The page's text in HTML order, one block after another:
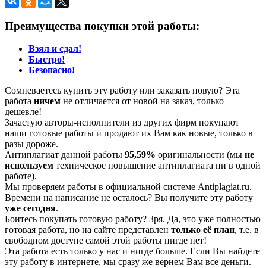
Преимущества покупки этой работы:
Взял и сдал!
Быстро!
Безопасно!
Сомневаетесь купить эту работу или заказать новую? Эта
работа ничем не отличается от новой на заказ, только
дешевле!
Зачастую авторы-исполнители из других фирм покупают
наши готовые работы и продают их Вам как новые, только в
разы дороже.
Антиплагиат данной работы 95,59% оригинальности (мы не
используем техническое повышение антиплагиата ни в одной
работе).
Мы проверяем работы в официальной системе Аntiplagiat.ru.
Времени на написание не осталось? Вы получите эту работу
уже сегодня.
Боитесь покупать готовую работу? Зря. Да, это уже полностью
готовая работа, но на сайте представлен только её план, т.е. в
свободном доступе самой этой работы нигде нет!
Эта работа есть только у нас и нигде больше. Если Вы найдете
эту работу в интернете, мы сразу же вернем Вам все деньги.